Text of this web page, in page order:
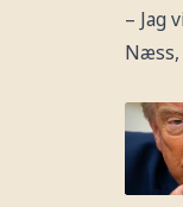
– Jag
Næss,